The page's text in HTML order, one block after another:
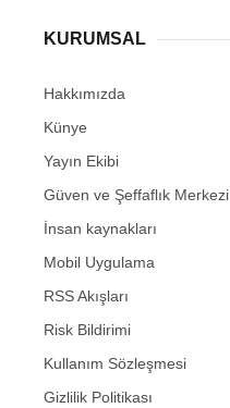
KURUMSAL
Hakkımızda
Künye
Yayın Ekibi
Güven ve Şeffaflık Merkezi
İnsan kaynakları
Mobil Uygulama
RSS Akışları
Risk Bildirimi
Kullanım Sözleşmesi
Gizlilik Politikası